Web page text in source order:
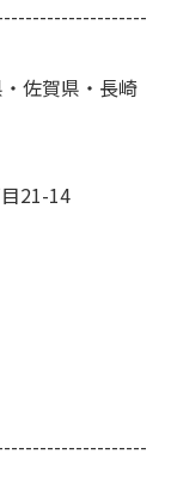
佐賀県・長崎
21-14